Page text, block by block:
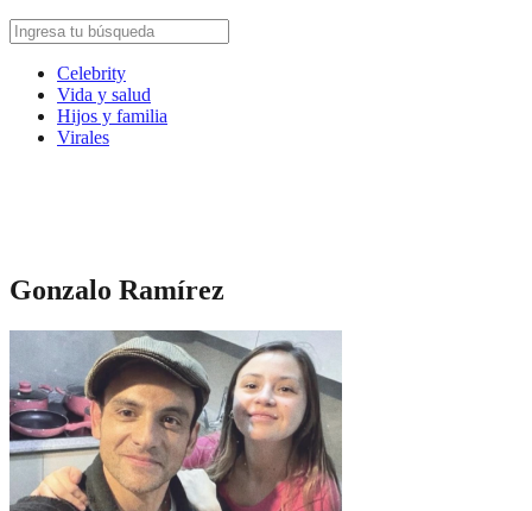
Celebrity
Vida y salud
Hijos y familia
Virales
Gonzalo Ramírez